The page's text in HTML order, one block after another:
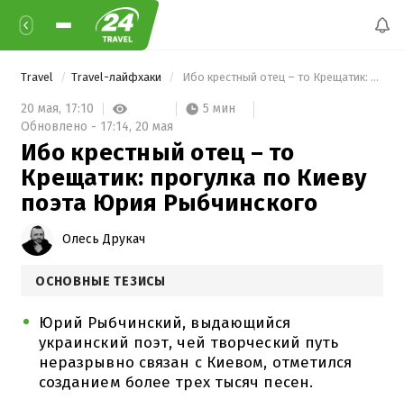
Travel Travel-лайфхаки Ибо крестный отец – то Крещатик: прогулка по Киеву поэта Юрия Рыбчинского
20 мая, 17:10
5 мин
Обновлено - 17:14, 20 мая
Ибо крестный отец – то
Крещатик: прогулка по Киеву
поэта Юрия Рыбчинского
Олесь Друкач
ОСНОВНЫЕ ТЕЗИСЫ
Юрий Рыбчинский, выдающийся
украинский поэт, чей творческий путь
неразрывно связан с Киевом, отметился
созданием более трех тысяч песен.